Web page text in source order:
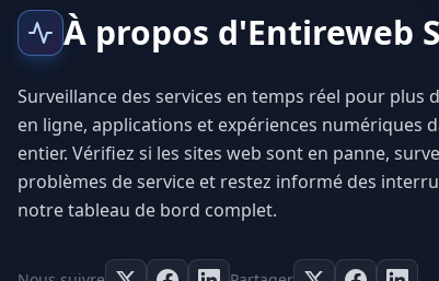
À propos d'Entireweb
Surveillance des services en temps réel pour plus
en ligne, applications et expériences numériques
entier. Vérifiez si les sites web sont en panne,
problèmes de service et restez informé des
notre tableau de bord complet.